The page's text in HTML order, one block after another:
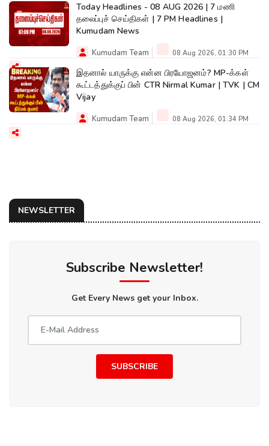
Today Headlines - 08 AUG 2026 | 7 மணி
தலைப்புச் செய்திகள் | 7 PM Headlines |
Kumudam News
Kumudam Team 08 Aug 2026, 01:30 PM
இதனால் யாருக்கு என்ன பிரயோஜனம்? MP-க்கள்
கூட்டத்துக்குப் பின் CTR Nirmal Kumar | TVK | CM
Vijay
Kumudam Team 08 Aug 2026, 01:34 PM
NEWSLETTER
Subscribe Newsletter!
Get Every News get your Inbox.
SUBSCRIBE